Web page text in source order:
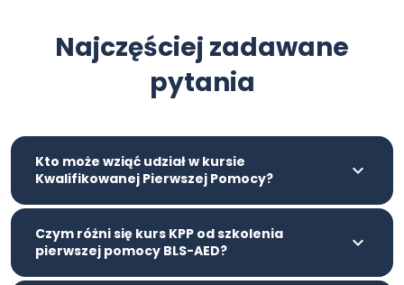
Najczęściej zadawane
pytania
Kto może wziąć udział w kursie
Kwalifikowanej Pierwszej Pomocy?
Czym różni się kurs KPP od szkolenia
pierwszej pomocy BLS-AED?